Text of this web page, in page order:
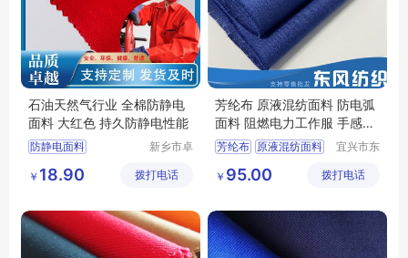
石油天然气行业 全棉防静电
面料 大红色 持久防静电性能
防静电面料
阻燃防静电面料
新乡市卓
织品有限
￥ 18.90 拨打电话
芳纶布 原液混纺面料 防电弧
面料 阻燃电力工作服 手感柔
软
芳纶布 原液混纺面料
阻燃电力工作服
宜兴市东
限公司
￥ 95.00 拨打电话